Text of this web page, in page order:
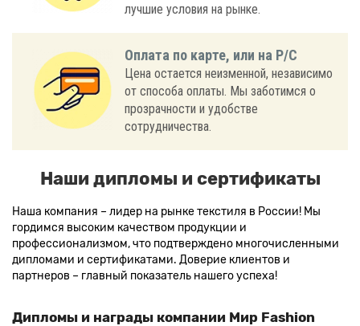
лучшие условия на рынке.
Оплата по карте, или на Р/С
Цена остается неизменной, независимо
от способа оплаты. Мы заботимся о
прозрачности и удобстве
сотрудничества.
Наши дипломы и сертификаты
Наша компания – лидер на рынке текстиля в России! Мы
гордимся высоким качеством продукции и
профессионализмом, что подтверждено многочисленными
дипломами и сертификатами. Доверие клиентов и
партнеров – главный показатель нашего успеха!
Дипломы и награды компании Мир Fashion